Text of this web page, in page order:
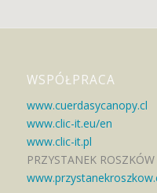
WSPÓŁPRACA
www.cuerdasycanopy.cl
www.clic-it.eu/en
www.clic-it.pl
PRZYSTANEK ROSZKÓW